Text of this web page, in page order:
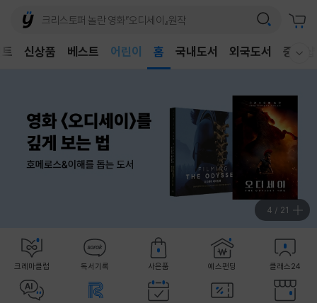
신상품 베스트
독후감
홈 국내도서 외국도서 중고샵
4 / 21
크레마클럽 독서기록 사은품 예스펀딩 클래스24